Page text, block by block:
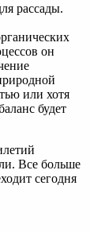
рассады.
он
или хотя
будет
Все больше
сегодня